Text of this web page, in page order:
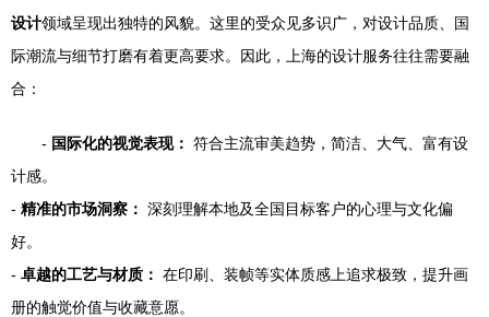
设计领域呈现出独特的风貌。这里的受众见多识广，对设计品质、国
际潮流与细节打磨有着更高要求。因此，上海的设计服务往往需要融
合：
- 国际化的视觉表现： 符合主流审美趋势，简洁、大气、富有设
计感。
- 精准的市场洞察： 深刻理解本地及全国目标客户的心理与文化偏
好。
- 卓越的工艺与材质： 在印刷、装帧等实体质感上追求极致，提升画
册的触觉价值与收藏意愿。